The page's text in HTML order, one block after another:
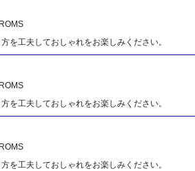
を工夫しておしゃれをお楽しみください。
を工夫しておしゃれをお楽しみください。
を工夫しておしゃれをお楽しみください。